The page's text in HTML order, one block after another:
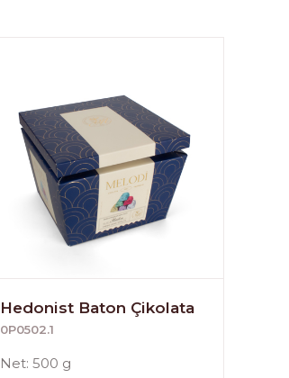
Hedonist Baton Çikolata
0P0502.1
Net: 500 g